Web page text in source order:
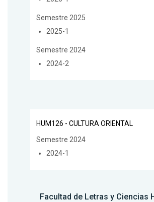
Semestre 2025
2025-1
Semestre 2024
2024-2
HUM126 - CULTURA ORIENTAL
Semestre 2024
2024-1
Facultad de Letras y Ciencias